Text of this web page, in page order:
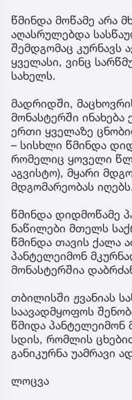
წმინდა მოწამე არა
აღასრულებდა
შემდგომაც კურნავს
ყველასი, ვინც
სახელს.
მადრიდში,
მონასტერში
ერთი ყველაზე
– სისხლი წმინდა
რომელიც ყოველი
აგვისტო), მყარი
მდგომარეობას
წმინდა დიდმოწამე
ნაწილები მთელს
წმინდა თავის ქალა
პანტელეიმონ
მონასტერშია
თბილისში ჟვანიას
საავადმყოფოს
წმიდა პანტელეიმონ
სდის, რომლის
განიკურნა უამრავი
ლოცვა